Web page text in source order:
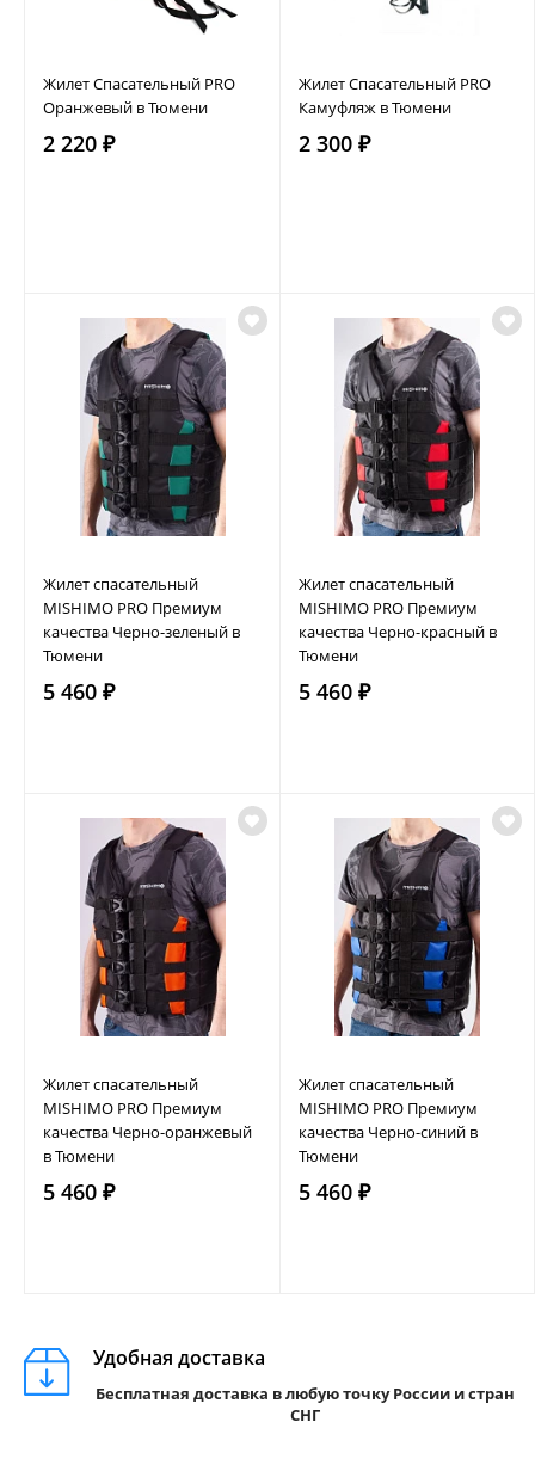
Жилет Спасательный PRO
Оранжевый в Тюмени
2 220 ₽
Жилет Спасательный PRO
Камуфляж в Тюмени
2 300 ₽
Жилет спасательный
MISHIMO PRO Премиум
качества Черно-зеленый в
Тюмени
5 460 ₽
Жилет спасательный
MISHIMO PRO Премиум
качества Черно-красный в
Тюмени
5 460 ₽
Жилет спасательный
MISHIMO PRO Премиум
качества Черно-оранжевый
в Тюмени
5 460 ₽
Жилет спасательный
MISHIMO PRO Премиум
качества Черно-синий в
Тюмени
5 460 ₽
Удобная доставка
Бесплатная доставка в любую точку России и стран
СНГ